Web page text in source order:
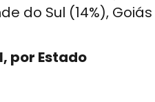
do Sul (14%),
por Estado